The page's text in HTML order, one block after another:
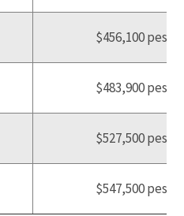
$456,100 pesos
$483,900 pesos
$527,500 pesos
$547,500 pesos